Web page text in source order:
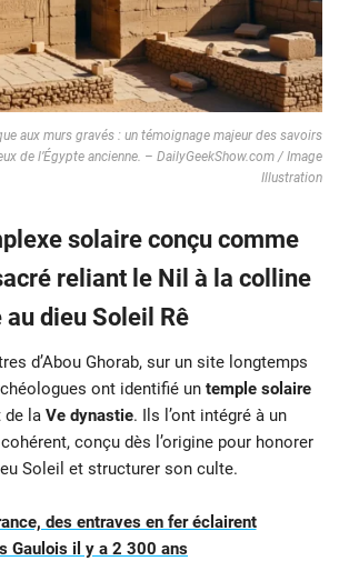
aux murs gravés : un témoignage majeur des savoirs
de l’Égypte ancienne. – DailyGeekShow.com / Image
Illustration
solaire conçu comme
reliant le Nil à la colline
dieu Soleil Rê
d’Abou Ghorab, sur un site longtemps
ont identifié un temple solaire
de la Ve dynastie. Ils l’ont intégré à un
conçu dès l’origine pour honorer
Soleil et structurer son culte.
des entraves en fer éclairent
Gaulois il y a 2 300 ans